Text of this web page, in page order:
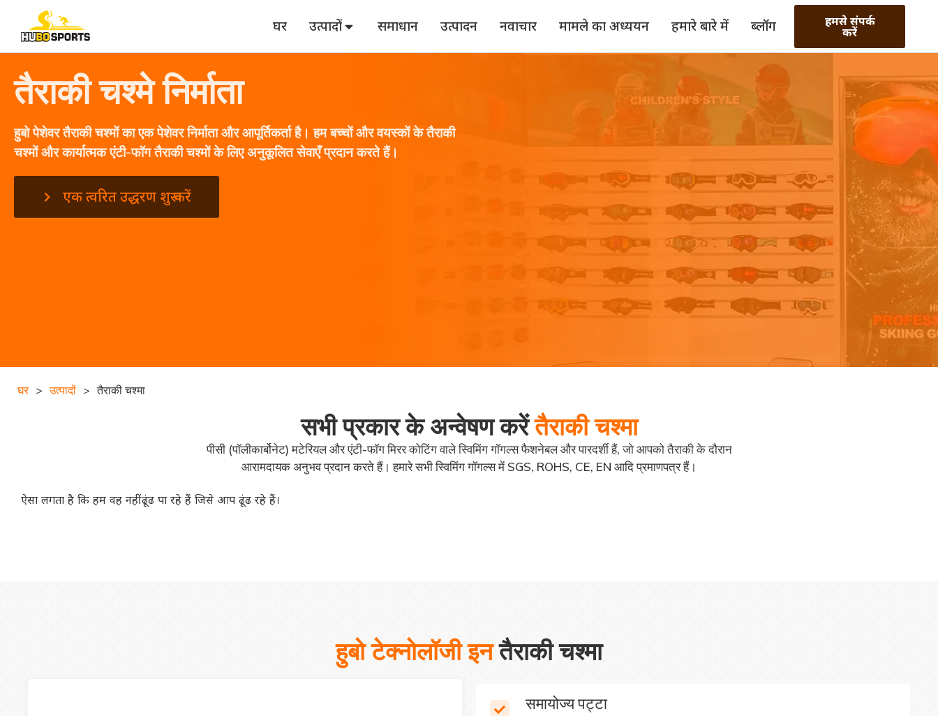
घर उत्पादों समाधान उत्पादन नवाचार मामले का अध्ययन हमारे बारे में ब्लॉग हमसे संपर्क
करें
तैराकी चश्मे निर्माता
हुबो पेशेवर तैराकी चश्मों का एक पेशेवर निर्माता और आपूर्तिकर्ता है। हम बच्चों और वयस्कों के तैराकी
चश्मों और कार्यात्मक एंटी-फॉग तैराकी चश्मों के लिए अनुकूलित सेवाएँ प्रदान करते हैं।
एक त्वरित उद्धरण शुरू करें
घर > उत्पादों > तैराकी चश्मा
सभी प्रकार के अन्वेषण करेंतैराकी चश्मा
पीसी (पॉलीकार्बोनेट) मटेरियल और एंटी-फॉग मिरर कोटिंग वाले स्विमिंग गॉगल्स फैशनेबल और पारदर्शी हैं, जो आपको तैराकी के दौरान
आरामदायक अनुभव प्रदान करते हैं। हमारे सभी स्विमिंग गॉगल्स में SGS, ROHS, CE, EN आदि प्रमाणपत्र हैं।
ऐसा लगता है कि हम वह नहीं ढूंढ पा रहे हैं जिसे आप ढूंढ रहे हैं।
हुबो टेक्नोलॉजी इनतैराकी चश्मा
समायोज्य पट्टा